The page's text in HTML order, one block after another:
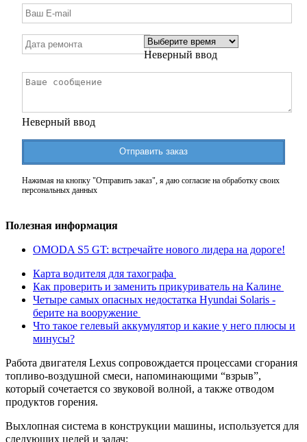
Неверный ввод
Неверный ввод
Отправить заказ
Нажимая на кнопку "Отправить заказ", я даю согласие на обработку своих
персональных данных
Полезная информация
OMODA S5 GT: встречайте нового лидера на дороге!
Карта водителя для тахографа
Как проверить и заменить прикуриватель на Калине
Четыре самых опасных недостатка Hyundai Solaris -
берите на вооружение
Что такое гелевый аккумулятор и какие у него плюсы и
минусы?
Работа двигателя Lexus сопровождается процессами сгорания
топливо-воздушной смеси, напоминающими “взрыв”,
который сочетается со звуковой волной, а также отводом
продуктов горения.
Выхлопная система в конструкции машины, используется для
следующих целей и задач: